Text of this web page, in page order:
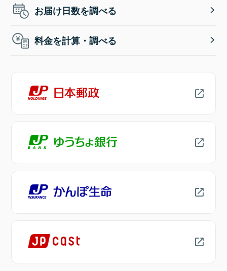
お届け日数を調べる
料金を計算・調べる